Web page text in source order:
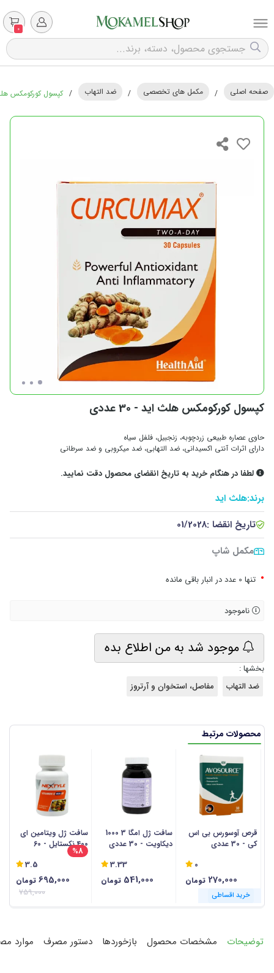
0
صفحه اصلی / مکمل های تخصصی / ضد التهاب / کپسول کورکومکس هلث
کپسول کورکومکس هلث اید - 30 عددی
حاوی عصاره طبیعی زردچوبه، زنجبیل، فلفل سیاه
دارای اثرات آنتی اکسیدانی، ضد التهابی، ضد میکروبی و ضد سرطانی
لطفا در هنگام خرید به تاریخ انقضای محصول دقت نمایید.
برند:هلث اید
تاریخ انقضا :01/2028
مکمل شاپ
• تنها 0 عدد در انبار باقی مانده
ناموجود
موجود شد به من اطلاع بده
بخشها :
ضد التهاب
مفاصل، استخوان و آرتروز
محصولات مرتبط
قرص آوسورس بی اس
کی - 30 عددی
0
270,000 تومان
خرید اقساطی
سافت ژل امگا 3 1000
دیکاویت - 30 عددی
3.33
541,000 تومان
خرید اقساطی
سافت ژل ویتامین ای
400 نکستایل - 60
عددی
3.5
%8
695,000 تومان
759,000 خرید اقساطی
خرید اقساطی
خرید اقساطی
خرید اقساطی
خرید اقساطی
خرید اقساطی
خرید اقساطی
خرید اقساطی
خرید اقساطی
خرید اقساطی
توضیحات مشخصات محصول بازخوردها دستور مصرف موارد